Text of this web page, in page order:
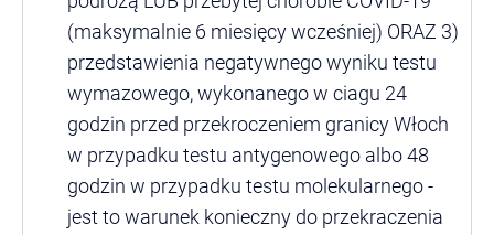
(maksymalnie 6 miesięcy wcześniej) ORAZ​​​​​ 3)
przedstawienia negatywnego wyniku testu
wymazowego, wykonanego w ciagu 24
godzin przed przekroczeniem granicy Włoch
w przypadku testu antygenowego albo 48
godzin w przypadku testu molekularnego -
jest to warunek konieczny do przekraczenia